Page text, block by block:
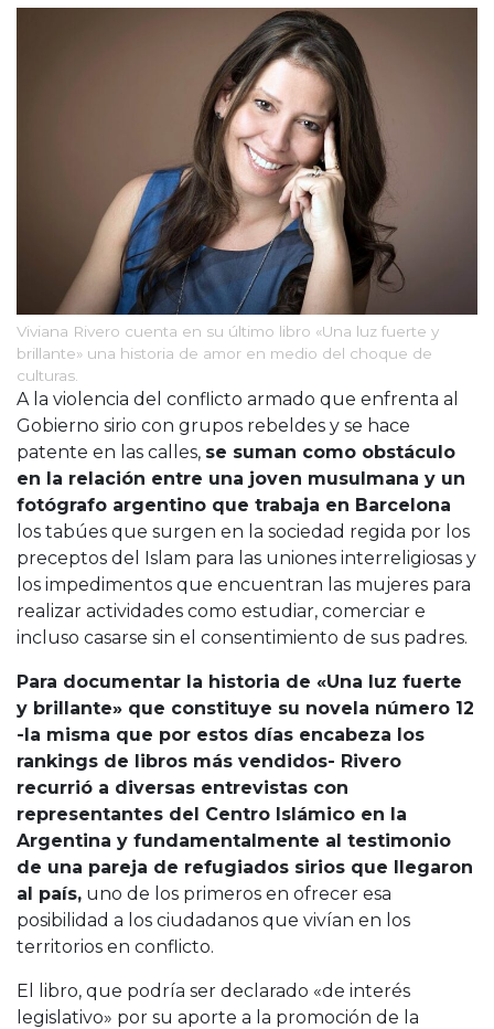
Viviana Rivero cuenta en su último libro «Una luz fuerte y
brillante» una historia de amor en medio del choque de
culturas.
A la violencia del conflicto armado que enfrenta al
Gobierno sirio con grupos rebeldes y se hace
patente en las calles, se suman como obstáculo
en la relación entre una joven musulmana y un
fotógrafo argentino que trabaja en Barcelona
los tabúes que surgen en la sociedad regida por los
preceptos del Islam para las uniones interreligiosas y
los impedimentos que encuentran las mujeres para
realizar actividades como estudiar, comerciar e
incluso casarse sin el consentimiento de sus padres.
Para documentar la historia de «Una luz fuerte
y brillante» que constituye su novela número 12
-la misma que por estos días encabeza los
rankings de libros más vendidos- Rivero
recurrió a diversas entrevistas con
representantes del Centro Islámico en la
Argentina y fundamentalmente al testimonio
de una pareja de refugiados sirios que llegaron
al país, uno de los primeros en ofrecer esa
posibilidad a los ciudadanos que vivían en los
territorios en conflicto.
El libro, que podría ser declarado «de interés
legislativo» por su aporte a la promoción de la